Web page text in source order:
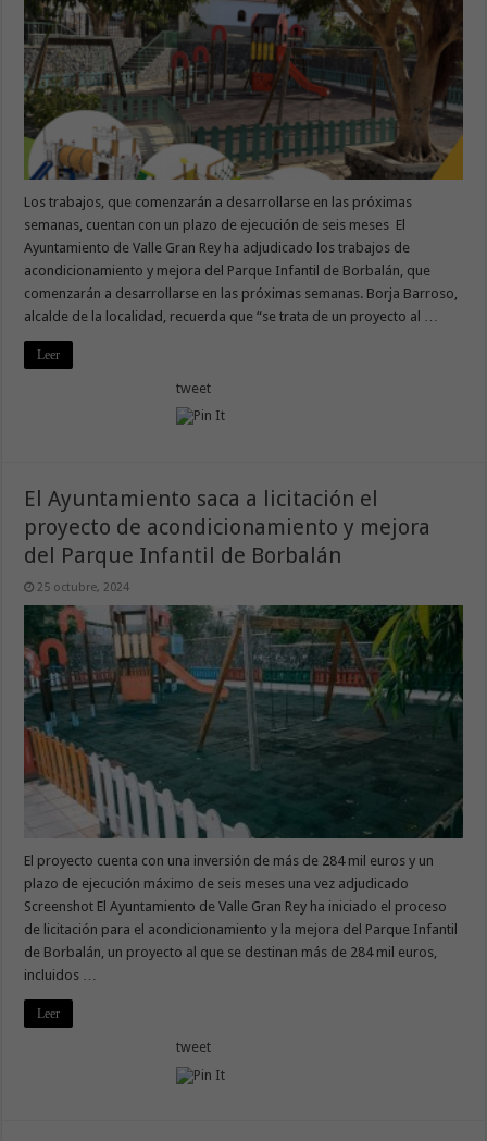
Los trabajos, que comenzarán a desarrollarse en las próximas
semanas, cuentan con un plazo de ejecución de seis meses El
Ayuntamiento de Valle Gran Rey ha adjudicado los trabajos de
acondicionamiento y mejora del Parque Infantil de Borbalán, que
comenzarán a desarrollarse en las próximas semanas. Borja Barroso,
alcalde de la localidad, recuerda que “se trata de un proyecto al …
Leer
tweet
El Ayuntamiento saca a licitación el
proyecto de acondicionamiento y mejora
del Parque Infantil de Borbalán
25 octubre, 2024
El proyecto cuenta con una inversión de más de 284 mil euros y un
plazo de ejecución máximo de seis meses una vez adjudicado
Screenshot El Ayuntamiento de Valle Gran Rey ha iniciado el proceso
de licitación para el acondicionamiento y la mejora del Parque Infantil
de Borbalán, un proyecto al que se destinan más de 284 mil euros,
incluidos …
Leer
tweet